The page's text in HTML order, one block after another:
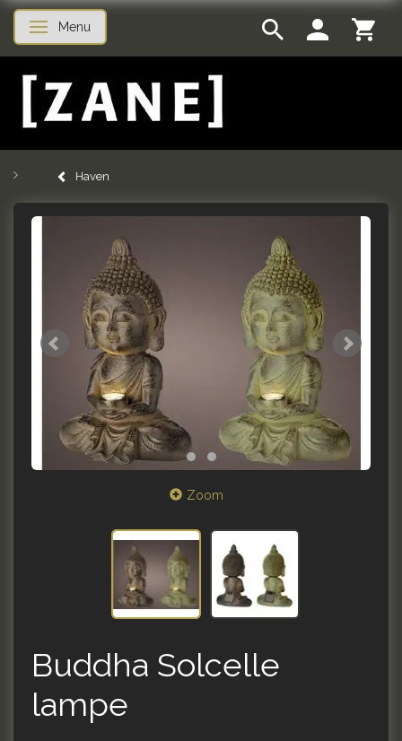
Skifte navigation
Menu
Haven
Zoom
Buddha Solcelle
lampe